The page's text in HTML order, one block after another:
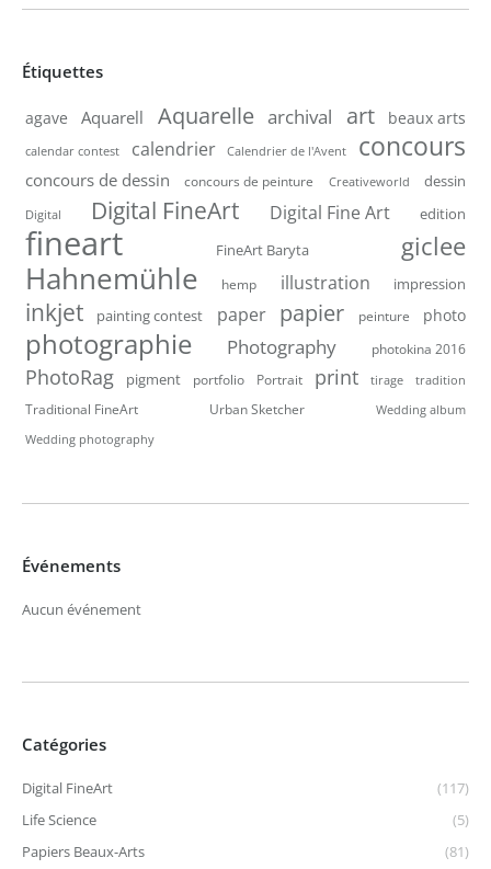
Étiquettes
agave Aquarell Aquarelle archival art beaux arts
calendar contest calendrier Calendrier de l'Avent concours
concours de dessin concours de peinture Creativeworld dessin
Digital Digital FineArt Digital Fine Art edition
fineart FineArt Baryta giclee
Hahnemühle hemp illustration impression
inkjet painting contest paper papier peinture photo
photographie Photography photokina 2016
PhotoRag pigment portfolio Portrait print tirage tradition
Traditional FineArt Urban Sketcher
Wedding album
Wedding photography
Événements
Aucun événement
Catégories
Digital FineArt
(117)
Life Science
(5)
Papiers Beaux-Arts
(81)